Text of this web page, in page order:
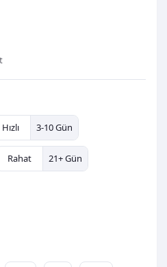
Hızlı 3-10 Gün
Rahat 21+ Gün